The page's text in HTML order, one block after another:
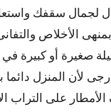
لجمال سقفك
الأخلاص
صغيرة أو كبيرة
لأن المنزل
على التراب